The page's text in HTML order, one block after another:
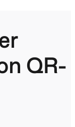
QR-